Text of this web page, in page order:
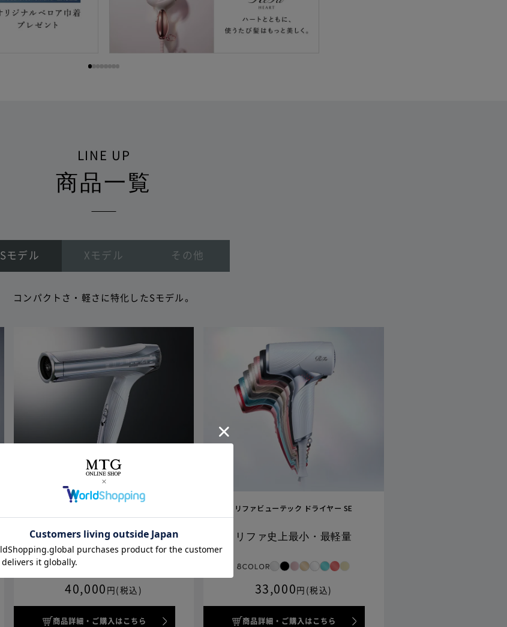
LINE UP
商品一覧
Sモデル Xモデル その他
コンパクトさ・軽さに特化したSモデル。
海外旅行や出張でも
ツヤめき、まとまる髪へ
40,000 円(税込)
商品詳細・ご購入はこちら
リファビューテック ドライヤー SE
リファ史上最小・最軽量
33,000 円(税込)
商品詳細・ご購入はこちら